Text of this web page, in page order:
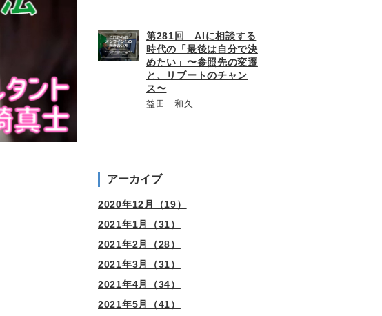
第281回 AIに相談する
時代の「最後は自分で決
めたい」〜参照先の変遷
と、リブートのチャン
ス〜
益田 和久
アーカイブ
2020年12月（19）
2021年1月（31）
2021年2月（28）
2021年3月（31）
2021年4月（34）
2021年5月（41）